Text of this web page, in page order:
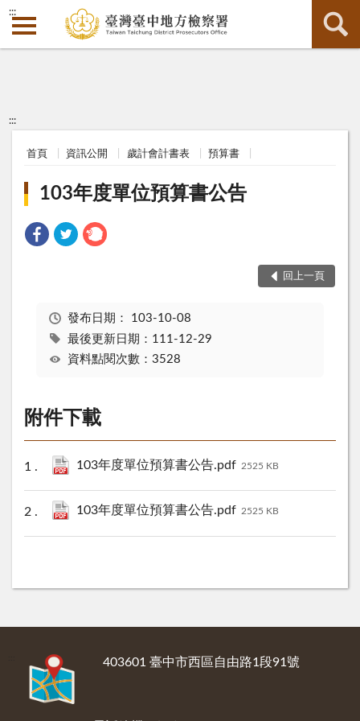
:::
:::
首頁 資訊公開 歲計會計書表 預算書
103年度單位預算書公告
回上一頁
發布日期： 103-10-08
最後更新日期：111-12-29
資料點閱次數：3528
附件下載
103年度單位預算書公告.pdf 2525 KB
103年度單位預算書公告.pdf 2525 KB
403601 臺中市西區自由路1段91號